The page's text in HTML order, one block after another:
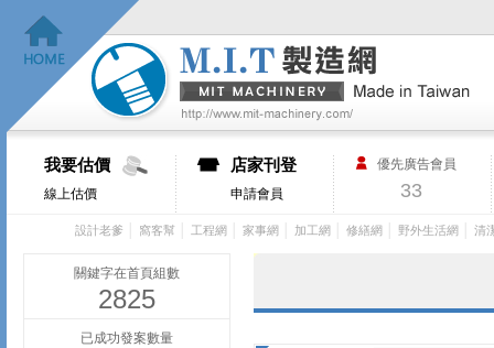
我要估價
線上估價
店家刊登
申請會員
優先廣告會員
33
設計老爹 窩客幫 工程網 家事網 加工網 修繕網 野外生活網 清
關鍵字在首頁組數
2825
已成功發案數量